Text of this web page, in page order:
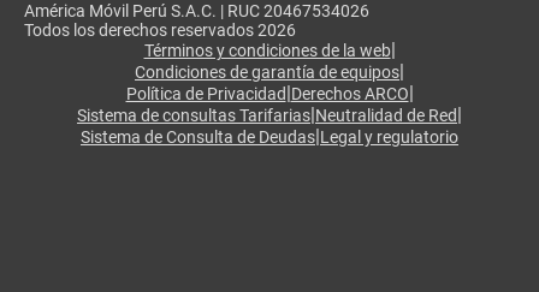
América Móvil Perú S.A.C. | RUC 20467534026
Todos los derechos reservados 2026
Términos y condiciones de la web|
Condiciones de garantía de equipos|
Política de Privacidad|Derechos ARCO|
Sistema de consultas Tarifarias|Neutralidad de Red|
Sistema de Consulta de Deudas|Legal y regulatorio